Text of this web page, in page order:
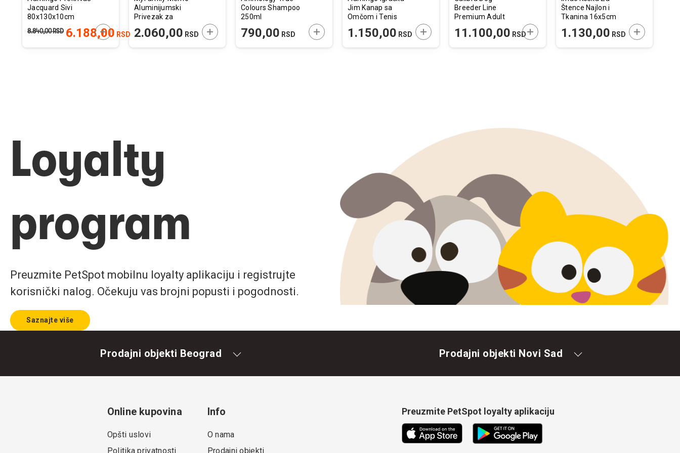
U KORPU
Jacquard Sivi
80x130x10cm
6.188,00 RSD
8.840,00RSD DODAJTE U KORPU
Aluminijumski
Privezak za
Koska Gumirana
2.060,00 RSD DODAJTE U KORPU
Colours Shampoo
250ml
790,00 RSD DODAJTE U KORPU
Jim Kanap sa
Omčom i Tenis
/ 47cm
1.150,00 RSD DODAJTE U KORPU
Breeder Line
Premium Adult
Jagnjetina 20kg
11.100,00 RSDDODAJTE U KORPU
Štence Najlon i
Tkanina 16x5cm
1.130,00 RSD DODAJTE U
Loyalty
program
Preuzmite PetSpot mobilnu loyalty aplikaciju i registrujte
korisnički nalog. Očekuju vas brojni popusti i pogodnosti.
Saznajte više
Prodajni objekti Beograd Prodajni objekti Novi Sad
Online kupovina
Opšti uslovi
Politika privatnosti
Info
O nama
Prodajni objekti
Preuzmite PetSpot loyalty aplikaciju